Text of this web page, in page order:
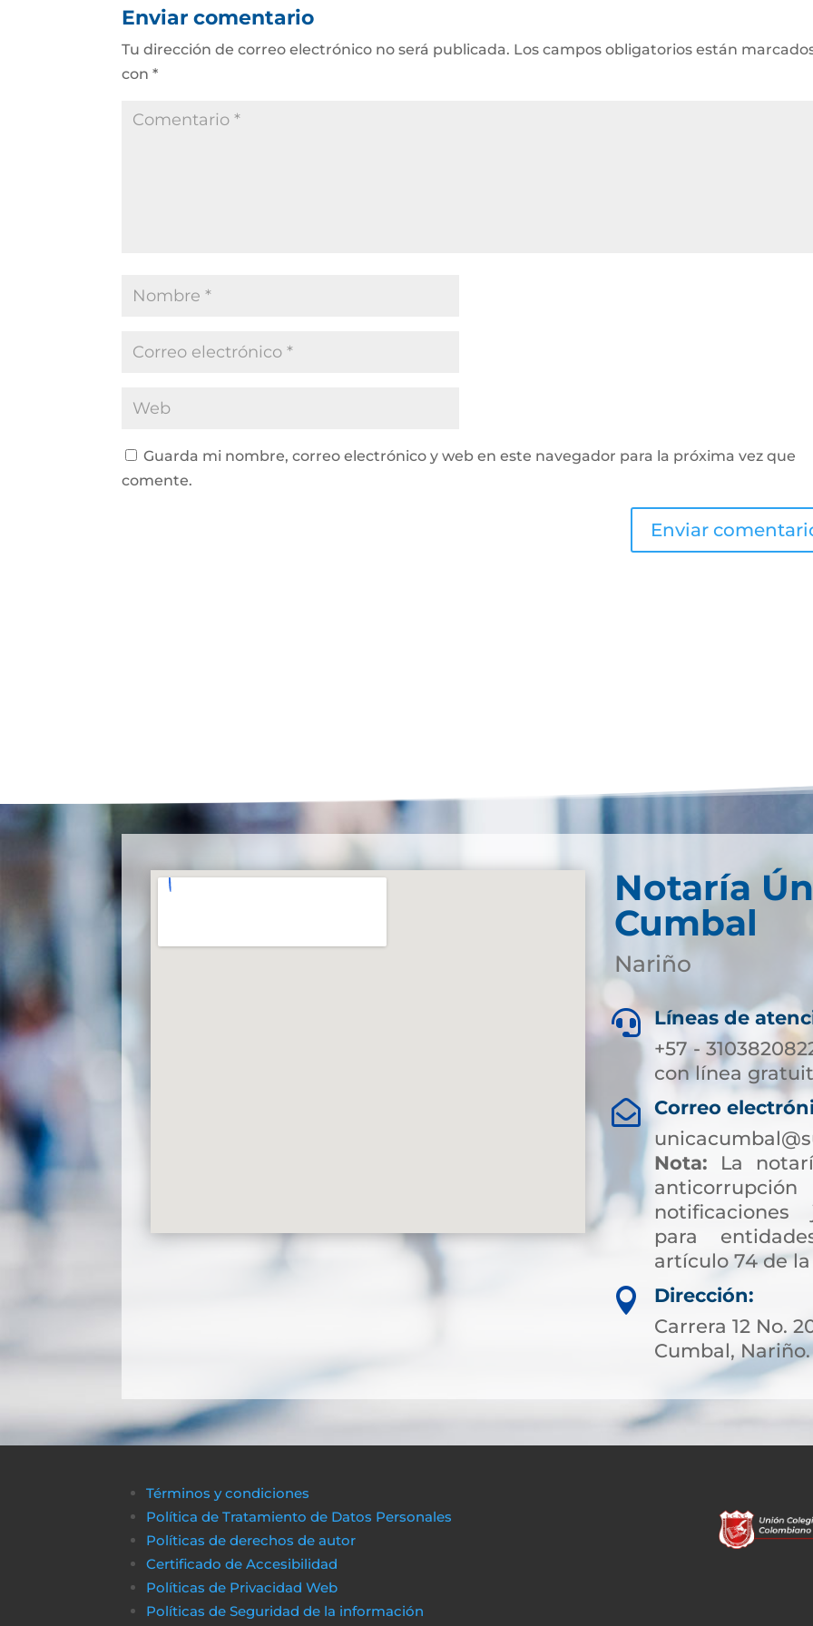
Enviar comentario
Tu dirección de correo electrónico no será publicada. Los campos obligatorios están
con*
Guarda mi nombre, correo electrónico y web en este navegador para la próxima vez que
comente.
Notaría
Cumbal
Nariño
 Líneas de
+57 -
con línea

Correo
Nota: La
para
artículo 74 de la

Dirección:
Carrera 12 No.
Cumbal, Nariño.
Términos y condiciones
Política de Tratamiento de Datos Personales
Políticas de derechos de autor
Certificado de Accesibilidad
Políticas de Privacidad Web
Políticas de Seguridad de la información